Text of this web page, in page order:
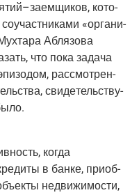
кото­
«орга­ни­
Абля­зо­ва
что пока зада­ча
рас­смот­рен­
сви­де­тель­ству­
когда
в бан­ке, при­об­
недви­жи­мо­сти,